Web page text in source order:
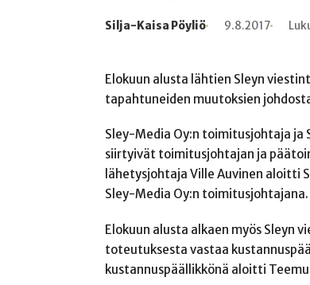
Kirjoittaja
Silja-Kaisa Pöyliö
Julkaistu 9.8.2017
Lukuaika
Lukukertoja
Elokuun alusta lähtien Sleyn
tapahtuneiden muutoksien
Sley-Media Oy:n toimitusjohtaja ja
siirtyivät toimitusjohtajan ja
lähetysjohtaja Ville Auvinen aloitti
Sley-Media Oy:n toimitusjohtajana.
Elokuun alusta alkaen myös Sleyn
toteutuksesta vastaa
kustannuspäällikkönä aloitti